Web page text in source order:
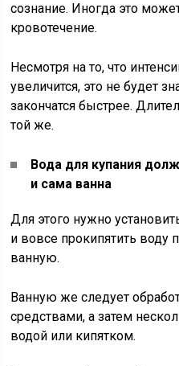
сознание. Иногда это
кровотечение.
Несмотря на то, что
увеличится, это не будет
закончатся быстрее.
той же.
Вода для купания
и сама ванна
Для этого нужно
и вовсе прокипятить воду
ванную.
Ванную же следует
средствами, а затем
водой или кипятком.